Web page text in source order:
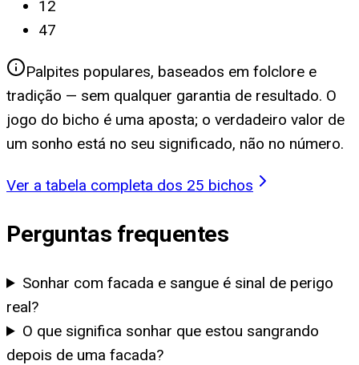
12
47
Palpites populares, baseados em folclore e
tradição — sem qualquer garantia de resultado. O
jogo do bicho é uma aposta; o verdadeiro valor de
um sonho está no seu significado, não no número.
Ver a tabela completa dos 25 bichos
Perguntas frequentes
Sonhar com facada e sangue é sinal de perigo
real?
O que significa sonhar que estou sangrando
depois de uma facada?